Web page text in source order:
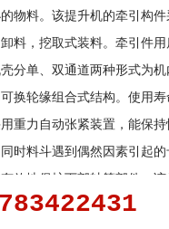
物料。该提升机的牵引构
料，挖取式装料。牵引件
分单、双通道两种形式为
换轮缘组合式结构。使用
重力自动张紧装置，能保
时料斗遇到偶然因素引起
效地保护下部轴等部件。该
1.5t/m3易于掏取的粉状